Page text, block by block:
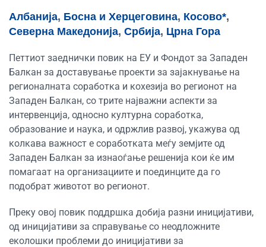
Албанија, Босна и Херцеговина, Косово*,
Северна Македонија, Србија, Црна Гора
Петтиот заеднички повик на ЕУ и Фондот за Западен
Балкан за доставување проекти за зајакнување на
регионалната соработка и кохезија во регионот на
Западен Балкан, со трите најважни аспекти за
интервенција, односно културна соработка,
образование и наука, и одржлив развој, укажува од
колкава важност е соработката меѓу земјите од
Западен Балкан за изнаоѓање решенија кои ќе им
помагаат на организациите и поединците да го
подобрат животот во регионот.
Преку овој повик поддршка добија разни иницијативи,
од иницијативи за справување со неодложните
еколошки проблеми до иницијативи за